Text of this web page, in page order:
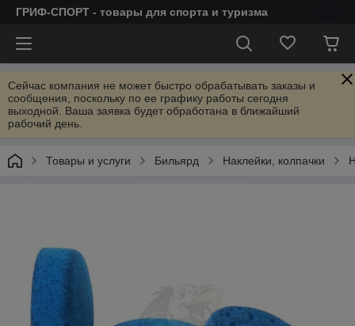
ГРИФ-СПОРТ - товары для спорта и туризма
Сейчас компания не может быстро обрабатывать заказы и
сообщения, поскольку по ее графику работы сегодня
выходной. Ваша заявка будет обработана в ближайший
рабочий день.
Товары и услуги Бильярд Наклейки, колпачки